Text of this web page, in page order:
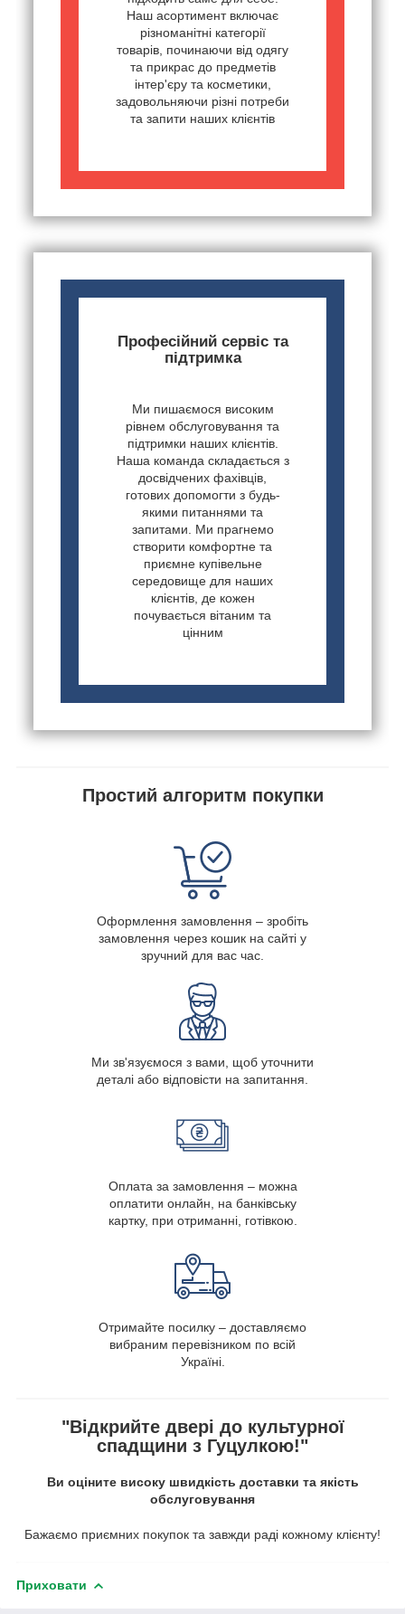
Наш асортимент включає
різноманітні категорії
товарів, починаючи від одягу
та прикрас до предметів
інтер'єру та косметики,
задовольняючи різні потреби
та запити наших клієнтів
Професійний сервіс та
підтримка
Ми пишаємося високим
рівнем обслуговування та
підтримки наших клієнтів.
Наша команда складається з
досвідчених фахівців,
готових допомогти з будь-
якими питаннями та
запитами. Ми прагнемо
створити комфортне та
приємне купівельне
середовище для наших
клієнтів, де кожен
почувається вітаним та
цінним
Простий алгоритм покупки
Оформлення замовлення – зробіть
замовлення через кошик на сайті у
зручний для вас час.
Ми зв'язуємося з вами, щоб уточнити
деталі або відповісти на запитання.
Оплата за замовлення – можна
оплатити онлайн, на банківську
картку, при отриманні, готівкою.
Отримайте посилку – доставляємо
вибраним перевізником по всій
Україні.
"Відкрийте двері до культурної
спадщини з Гуцулкою!"
Ви оціните високу швидкість доставки та якість
обслуговування
Бажаємо приємних покупок та завжди раді кожному клієнту!
Приховати